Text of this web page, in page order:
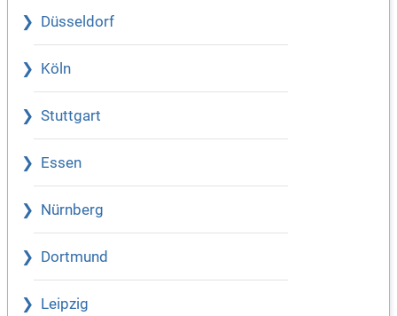
Düsseldorf
Köln
Stuttgart
Essen
Nürnberg
Dortmund
Leipzig